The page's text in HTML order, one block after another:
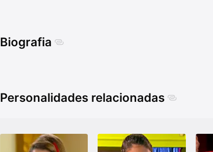
Biografia
Personalidades relacionadas